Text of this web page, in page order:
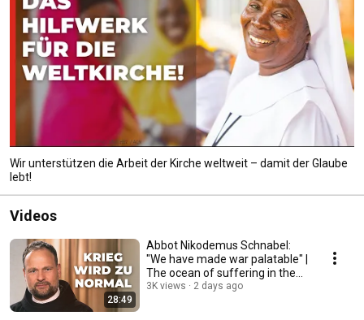
Wir unterstützen die Arbeit der Kirche weltweit – damit der Glaube
lebt!
Videos
28:49
Abbot Nikodemus Schnabel:
"We have made war palatable" |
The ocean of suffering in the
Holy Land
3K views 2 days ago